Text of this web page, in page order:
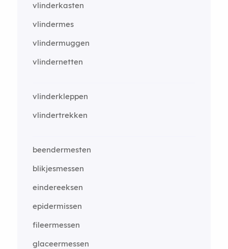
vlinderkasten
vlindermes
vlindermuggen
vlindernetten
vlinderkleppen
vlindertrekken
beendermesten
blikjesmessen
eindereeksen
epidermissen
fileermessen
glaceermessen